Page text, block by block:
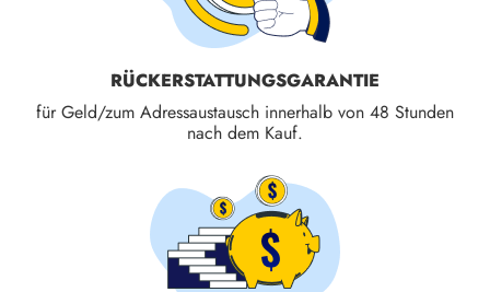
RÜCKERSTATTUNGS­GARANTIE
für Geld/zum Adressaustausch innerhalb von 48 Stunden
nach dem Kauf.